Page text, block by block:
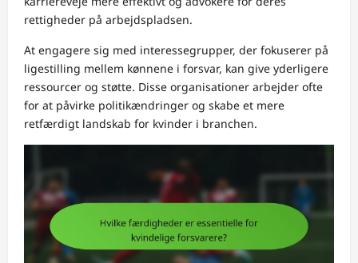
rettigheder på arbejdspladsen.
At engagere sig med interessegrupper, der fokuserer på
ligestilling mellem kønnene i forsvar, kan give yderligere
ressourcer og støtte. Disse organisationer arbejder ofte
for at påvirke politikændringer og skabe et mere
retfærdigt landskab for kvinder i branchen.